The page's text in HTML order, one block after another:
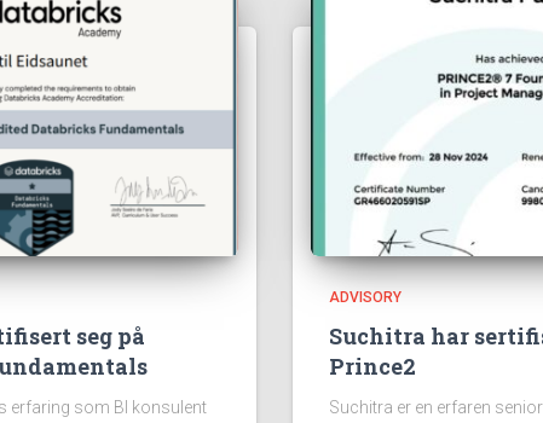
seg på
erfaring som BI konsulent
ADVISORY
Suchitra har
Prince2
Suchitra er en erfaren